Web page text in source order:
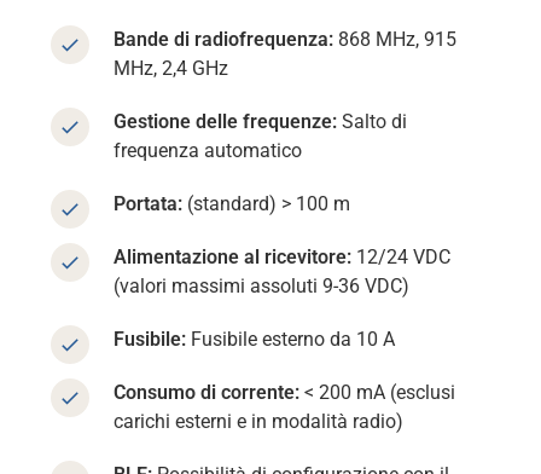
Bande di radiofrequenza: 868 MHz, 915
MHz, 2,4 GHz
Gestione delle frequenze:Salto di
frequenza automatico
Portata: (standard) > 100 m
Alimentazione al ricevitore: 12/24 VDC
(valori massimi assoluti 9-36 VDC)
Fusibile: Fusibile esterno da 10 A
Consumo di corrente: < 200 mA (esclusi
carichi esterni e in modalità radio)